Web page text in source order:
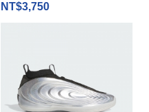
NT$3,750